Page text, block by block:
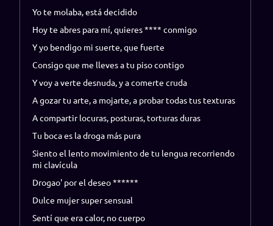
Yo te molaba, está decidido
Hoy te abres para mí, quieres **** conmigo
Y yo bendigo mi suerte, que fuerte
Consigo que me lleves a tu piso contigo
Y voy a verte desnuda, y a comerte cruda
A gozar tu arte, a mojarte, a probar todas tus texturas
A compartir locuras, posturas, torturas duras
Tu boca es la droga más pura
Siento el lento movimiento de tu lengua recorriendo
mi clavícula
Drogao' por el deseo ******
Dulce mujer super sensual
Sentí que era calor, no cuerpo